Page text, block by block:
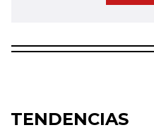
TENDENCIAS